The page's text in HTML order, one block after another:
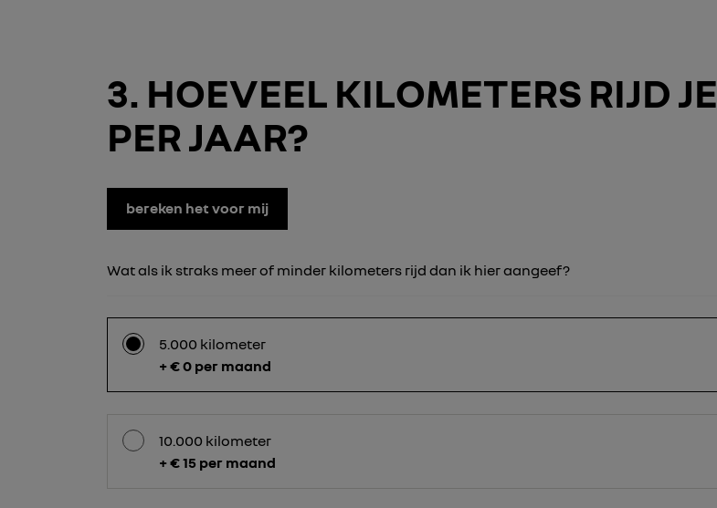
3 HOEVEEL KILOMETERS RIJD JE
PER JAAR?
bereken het voor mij
Wat als ik straks meer of minder kilometers rijd dan ik hier aangeef?
5.000 kilometer
+ € 0 per maand
10.000 kilometer
+ € 15 per maand